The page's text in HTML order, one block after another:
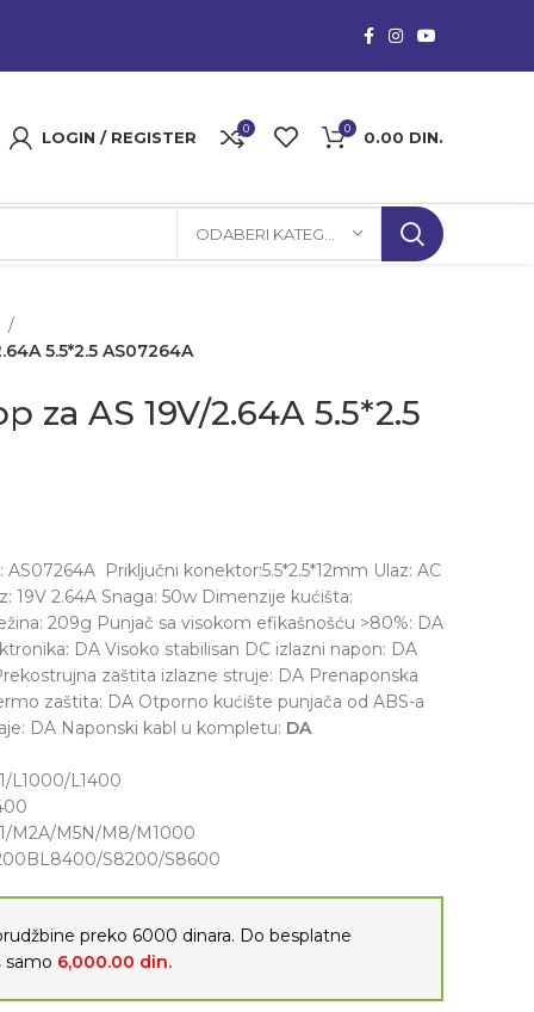
LOGIN / REGISTER 0 0 0.00 DIN.
5.5*2.5 AS07264A
za AS 19V/2.64A 5.5*2.5
AS07264A Priključni konektor:5.5*2.5*12mm Ulaz: AC
19V 2.64A Snaga: 50w Dimenzije kućišta:
209g Punjač sa visokom efikašnošću >80%: DA
DA Visoko stabilisan DC izlazni napon: DA
zaštita izlazne struje: DA Prenaponska
zaštita: DA Otporno kućište punjača od ABS-a
DA Naponski kabl u kompletu: DA
L1000/L1400
M2A/M5N/M8/M1000
S8200/S8600
preko 6000 dinara. Do besplatne
samo 6,000.00 din.